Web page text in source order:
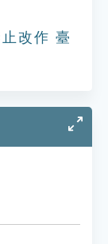
改作 臺